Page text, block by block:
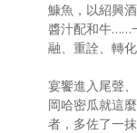
鱇魚，以紹興
醬汁配和牛……
融、重詮、轉化
宴饗進入尾聲
岡哈密瓜就這
者，多佐了一